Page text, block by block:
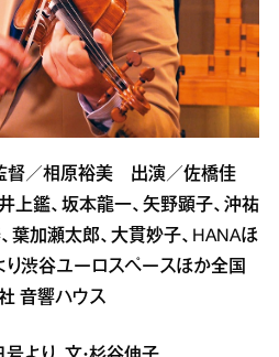
督／相原裕美 出演／佐橋佳
上鑑、坂本龍一、矢野顕子、沖祐
葉加瀬太郎、大貫妙子、HANAほ
渋谷ユーロスペースほか全国
音響ハウス